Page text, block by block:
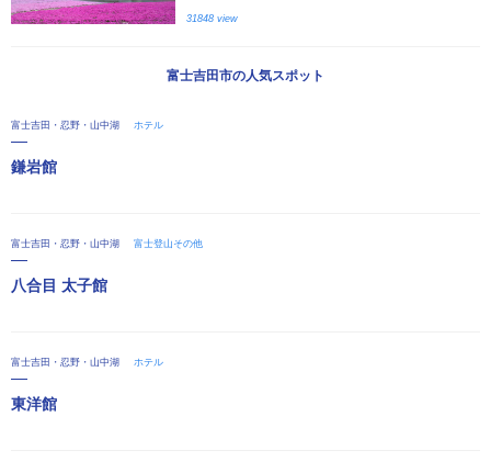
31848 view
富士吉田市の人気スポット
富士吉田・忍野・山中湖 ホテル
鎌岩館
富士吉田・忍野・山中湖 富士登山その他
八合目 太子館
富士吉田・忍野・山中湖 ホテル
東洋館